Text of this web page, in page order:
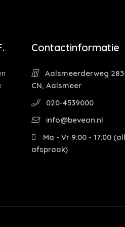
Contactinformatie
Aalsmeerderweg
CN, Aalsmeer
020-4539000
info@beveon.nl
Ma - Vr 9:00 - 17:00
afspraak)